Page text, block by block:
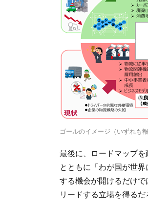
ゴールのイメージ（いずれも
最後に、ロードマップ
とともに「わが国が世
する機会が開けるだけ
リードする立場を得るだ